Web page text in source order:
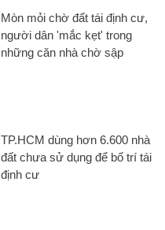
Mòn mỏi chờ đất tái định cư,
người dân 'mắc kẹt' trong
những căn nhà chờ sập
TP.HCM dùng hơn 6.600 nhà
đất chưa sử dụng để bố trí tái
định cư